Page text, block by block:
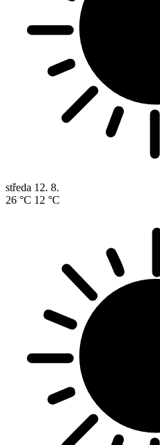
středa 12. 8.
26 °C 12 °C